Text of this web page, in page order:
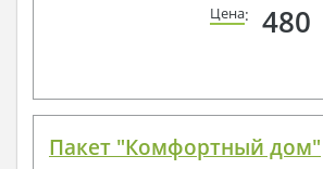
Цена: 480
Пакет "Комфортный дом"